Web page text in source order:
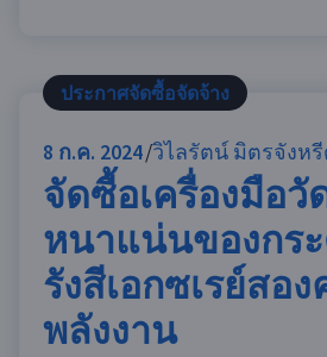
ประกาศจัดซื้อจัดจ้าง
8 ก.ค. 2024 วิไลรัตน์ มิตรจังห
จัดซื้อเครื่องมือวั
หนาแน่นของกร
รังสีเอกซเรย์สอง
พลังงาน